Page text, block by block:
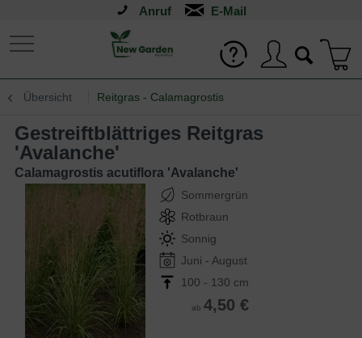
Anruf
Übersicht Reitgras - Calamagrostis
Gestreiftblättriges Reitgras
'Avalanche'
Calamagrostis acutiflora 'Avalanche'
Sommergrün
Rotbraun
Sonnig
Juni - August
100 - 130 cm
ab 4,50 €